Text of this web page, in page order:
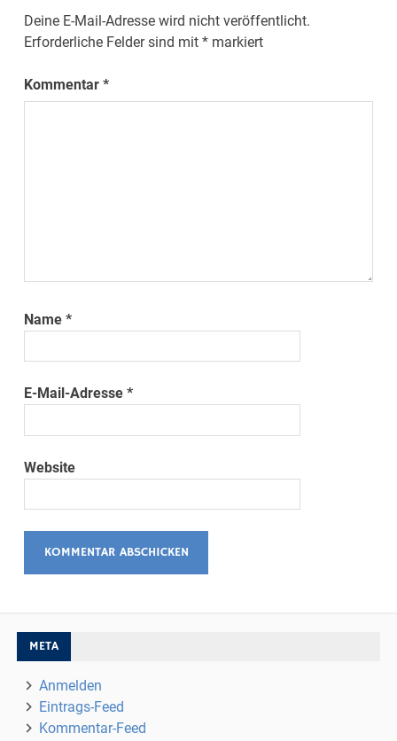
Deine E-Mail-Adresse wird nicht veröffentlicht.
Erforderliche Felder sind mit* markiert
Kommentar*
Name*
E-Mail-Adresse*
Website
META
Anmelden
Eintrags-Feed
Kommentar-Feed